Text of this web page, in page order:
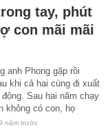
tay, phút
con mãi mãi
anh Phong gặp rồi
khi cả hai cùng đi xuất
động. Sau hai năm chạy
không có con, họ
năm trước